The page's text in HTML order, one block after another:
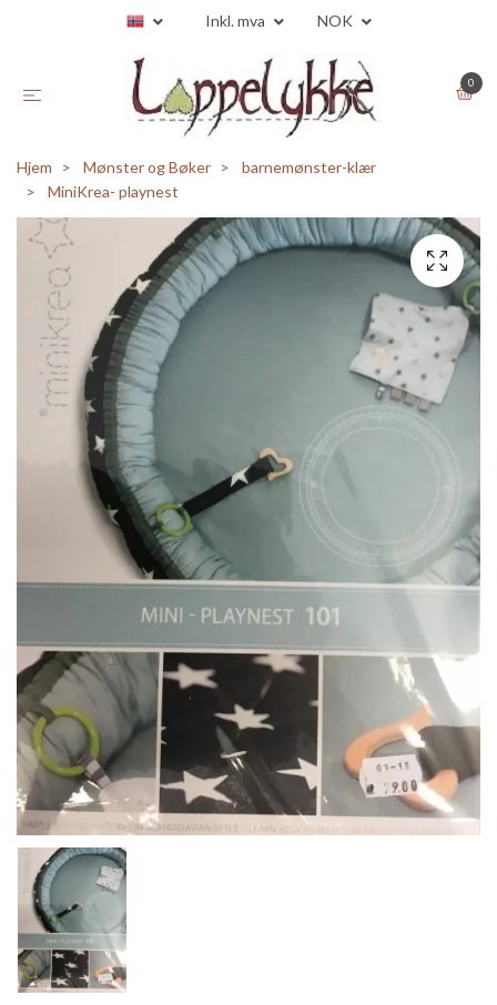
Inkl. mva NOK
0
Hjem Mønster og Bøker
barnemønster-klær
MiniKrea- playnest